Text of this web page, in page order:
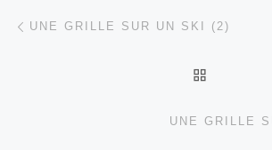
Parcourir les articles
UNE GRILLE SUR UN SKI (2)
UNE GRILLE